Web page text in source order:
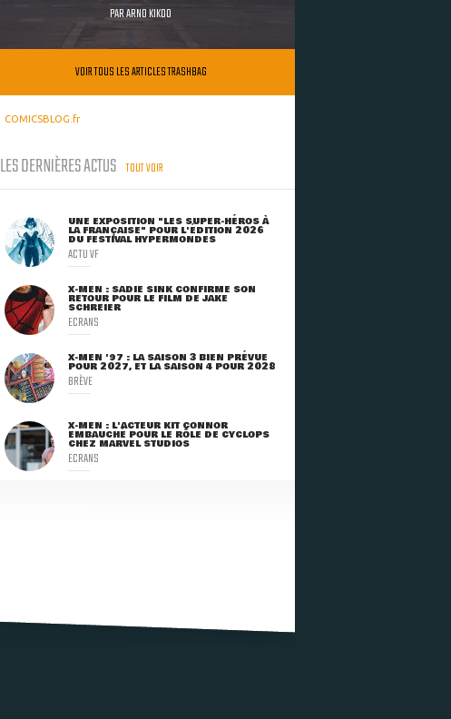
PARARNO KIKOO
VOIR TOUS LES ARTICLES TRASHBAG
COMICSBLOG.fr
LES DERNIÈRES ACTUS TOUT VOIR
UNE EXPOSITION "LES SUPER-HÉROS À
LA FRANÇAISE" POUR L'ÉDITION 2026
DU FESTIVAL HYPERMONDES
ACTU VF
X-MEN : SADIE SINK CONFIRME SON
RETOUR POUR LE FILM DE JAKE
SCHREIER
ECRANS
X-MEN '97 : LA SAISON 3 BIEN PRÉVUE
POUR 2027, ET LA SAISON 4 POUR 2028
BRÈVE
X-MEN : L'ACTEUR KIT CONNOR
EMBAUCHÉ POUR LE RÔLE DE CYCLOPS
CHEZ MARVEL STUDIOS
ECRANS